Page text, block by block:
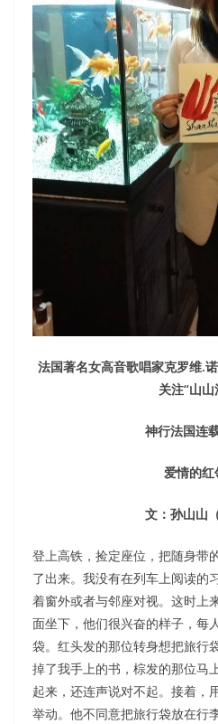
法国著名女高音歌唱家克罗维.
关注“山山
神行法国连
爱情的红
文：孙山山
登上高铁，捡定座位，把随身带
了出来。我没有在列车上阅读的
着窗外或者与邻座对视。这时上
面坐下，他们很兴奋的样子，每
袋。红头发的那位转身想把旅行
掉了我手上的书，棕发的那位马
起来，还连声说对不起。接着，
举动。他不同意把旅行袋放在行